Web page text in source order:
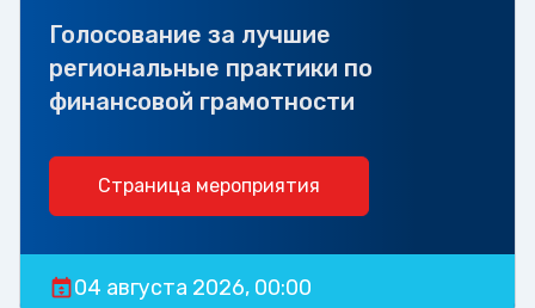
Голосование за лучшие
региональные практики по
финансовой грамотности
Страница мероприятия
04 августа 2026, 00:00